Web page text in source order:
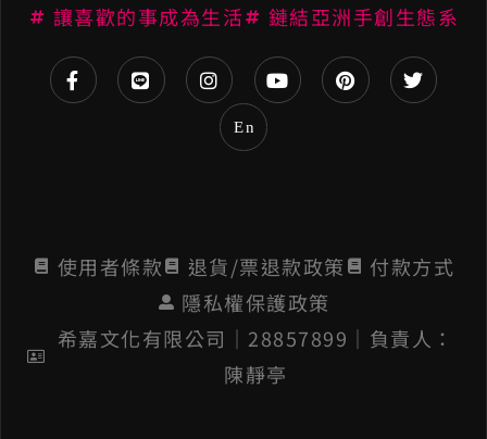
讓喜歡的事成為生活 鏈結亞洲手創生態系
En
使用者條款 退貨/票退款政策
付款方式
隱私權保護政策
希嘉文化有限公司│28857899│負責人：
陳靜亭
i